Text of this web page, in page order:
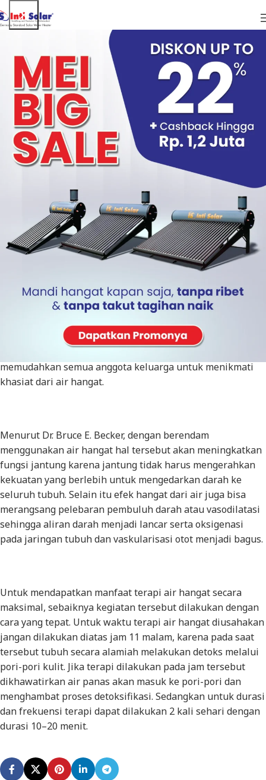
Air Hangat Media Terapi Meningkatkan
Kesehatan Jantung
Air Hangat Media Terapi Meningkatkan Kesehatan
Jantung
Terapi air hangat telah dikenal sejak zaman dahulu,
banyak manfaat yang dapat Anda peroleh dari terapi air
tersebut. Salah satunya yaitu meningkatkan kesehatan
tempat – tempat yang menghadirkan inovasi terapi air
hangat, namun harga yang ditawarkan juga tidak murah
belum lagi waktu yang harus Anda sediakan untuk
melakukan terapi tersebut. Oleh karenanya hadirlah
teknologi pemanas air bagi kalangan rumah tangga yang
memudahkan semua anggota keluarga untuk menikmati
khasiat dari air hangat.
Menurut Dr. Bruce E. Becker, dengan berendam
menggunakan air hangat hal tersebut akan meningkatkan
fungsi jantung karena jantung tidak harus mengerahkan
kekuatan yang berlebih untuk mengedarkan darah ke
seluruh tubuh. Selain itu efek hangat dari air juga bisa
merangsang pelebaran pembuluh darah atau vasodilatasi
sehingga aliran darah menjadi lancar serta oksigenasi
pada jaringan tubuh dan vaskularisasi otot menjadi bagus.
Untuk mendapatkan manfaat terapi air hangat secara
maksimal, sebaiknya kegiatan tersebut dilakukan dengan
cara yang tepat. Untuk waktu terapi air hangat diusahakan
jangan dilakukan diatas jam 11 malam, karena pada saat
tersebut tubuh secara alamiah melakukan detoks melalui
pori-pori kulit. Jika terapi dilakukan pada jam tersebut
dikhawatirkan air panas akan masuk ke pori-pori dan
menghambat proses detoksifikasi. Sedangkan untuk durasi
dan frekuensi terapi dapat dilakukan 2 kali sehari dengan
durasi 10–20 menit.